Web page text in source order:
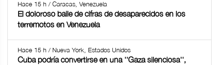
Hace 15 h / Caracas, Venezuela
El doloroso baile de cifras de desaparecidos en los
terremotos en Venezuela
Hace 15 h / Nueva York, Estados Unidos
Cuba podría convertirse en una ''Gaza silenciosa'',